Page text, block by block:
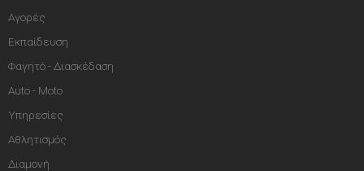
Αγορές
Εκπαίδευση
Φαγητό - Διασκέδαση
Auto - Moto
Υπηρεσίες
Αθλητισμός
Διαμονή